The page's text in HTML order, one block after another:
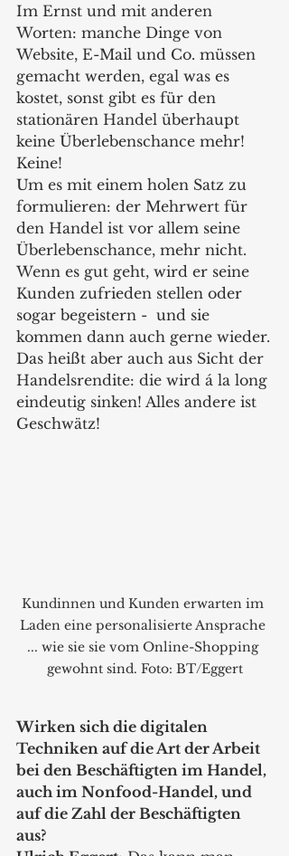
Im Ernst und mit anderen
Worten: manche Dinge von
Website, E-Mail und Co. müssen
gemacht werden, egal was es
kostet, sonst gibt es für den
stationären Handel überhaupt
keine Überlebenschance mehr!
Keine!
Um es mit einem holen Satz zu
formulieren: der Mehrwert für
den Handel ist vor allem seine
Überlebenschance, mehr nicht.
Wenn es gut geht, wird er seine
Kunden zufrieden stellen oder
sogar begeistern -  und sie
kommen dann auch gerne wieder.
Das heißt aber auch aus Sicht der
Handelsrendite: die wird á la long
eindeutig sinken! Alles andere ist
Geschwätz!
Kundinnen und Kunden erwarten im
Laden eine personalisierte Ansprache
... wie sie sie vom Online-Shopping
gewohnt sind. Foto: BT/Eggert
Wirken sich die digitalen
Techniken auf die Art der Arbeit
bei den Beschäftigten im Handel,
auch im Nonfood-Handel, und
auf die Zahl der Beschäftigten
aus?